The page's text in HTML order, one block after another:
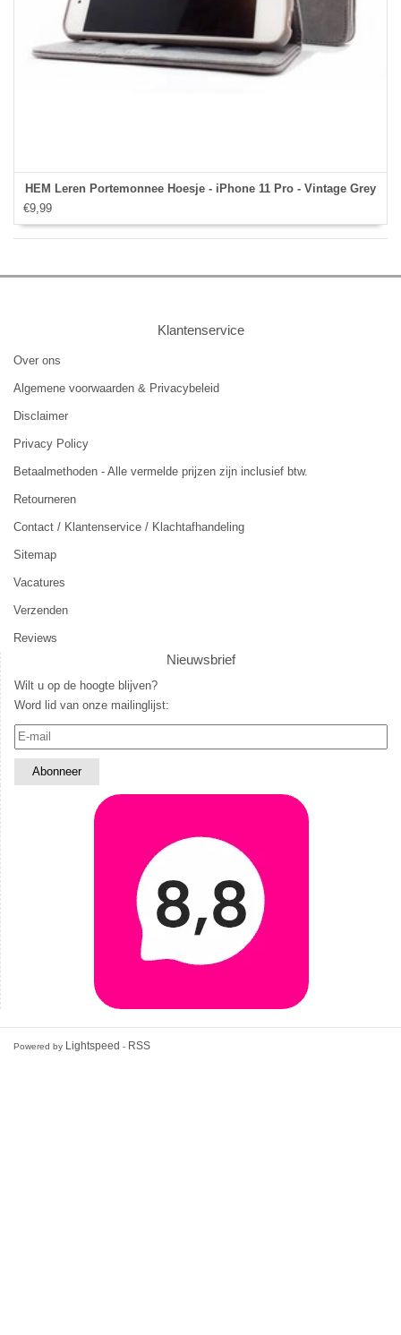
HEM Leren Portemonnee Hoesje - iPhone 11 Pro - Vintage Grey
€9,99
Klantenservice
Over ons
Algemene voorwaarden & Privacybeleid
Disclaimer
Privacy Policy
Betaalmethoden - Alle vermelde prijzen zijn inclusief btw.
Retourneren
Contact / Klantenservice / Klachtafhandeling
Sitemap
Vacatures
Verzenden
Reviews
Nieuwsbrief
Wilt u op de hoogte blijven?
Word lid van onze mailinglijst:
Powered by Lightspeed - RSS